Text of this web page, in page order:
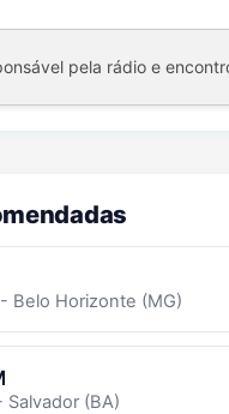
pela rádio e
Belo Horizonte (MG)
Salvador (BA)